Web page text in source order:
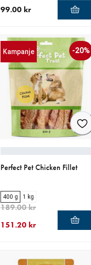
99.00 kr
Kampanje -20%
Perfect Pet Chicken Fillet
400 g 1 kg
151.20 kr
189.00 kr